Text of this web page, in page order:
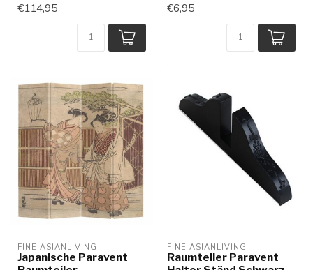
€114,95 €6,95
FINE ASIANLIVING
Japanische Paravent
FINE ASIANLIVING
Raumteiler Paravent